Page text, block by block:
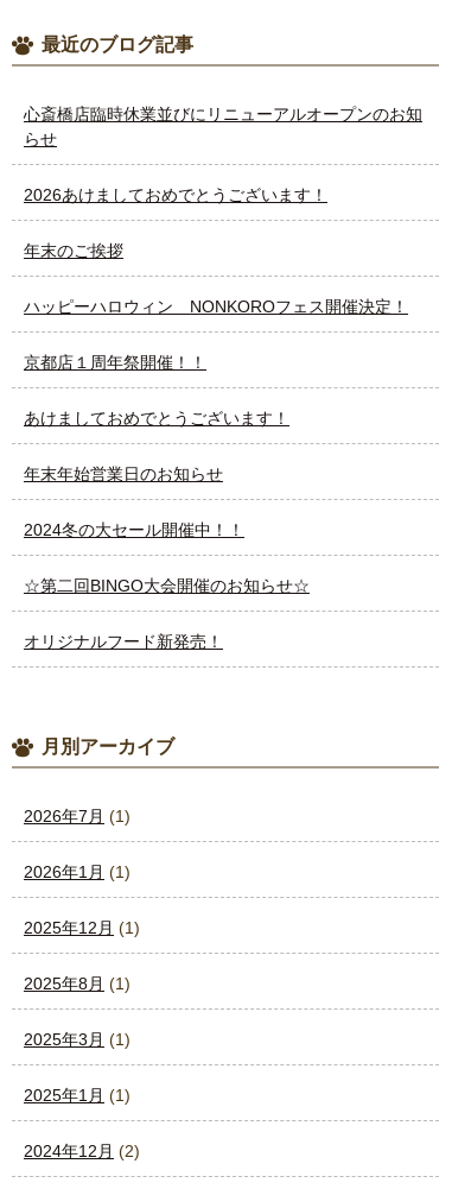
最近のブログ記事
心斎橋店臨時休業並びにリニューアルオープンのお知
らせ
2026あけましておめでとうございます！
年末のご挨拶
ハッピーハロウィン NONKOROフェス開催決定！
京都店１周年祭開催！！
あけましておめでとうございます！
年末年始営業日のお知らせ
2024冬の大セール開催中！！
☆第二回BINGO大会開催のお知らせ☆
オリジナルフード新発売！
月別アーカイブ
2026年7月 (1)
2026年1月 (1)
2025年12月 (1)
2025年8月 (1)
2025年3月 (1)
2025年1月 (1)
2024年12月 (2)